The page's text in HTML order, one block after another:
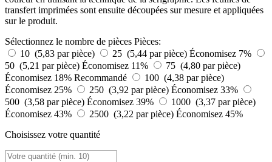
transfert imprimées sont ensuite découpées sur mesure et appliquées
sur le produit.
Sélectionnez le nombre de pièces Pièces:
10 (5,83 par pièce)
25 (5,44 par pièce) Économisez 7%
50 (5,21 par pièce) Économisez 11%
75 (4,80 par pièce)
Économisez 18% Recommandé
100 (4,38 par pièce)
Économisez 25%
250 (3,92 par pièce) Économisez 33%
500 (3,58 par pièce) Économisez 39%
1000 (3,37 par pièce)
Économisez 43%
2500 (3,22 par pièce) Économisez 45%
Choisissez votre quantité